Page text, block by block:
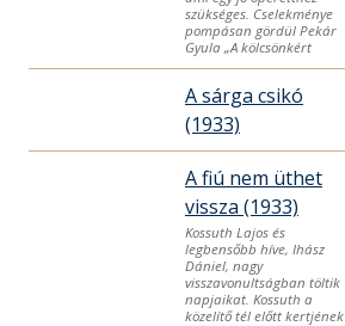
szükséges. Cselekménye
pompásan gördül Pekár
Gyula „A kölcsönkért
A sárga csikó
(1933)
A fiú nem üthet
vissza (1933)
Kossuth Lajos és
legbensőbb híve, Ihász
Dániel, nagy
visszavonultságban töltik
napjaikat. Kossuth a
közelítő tél előtt kertjének